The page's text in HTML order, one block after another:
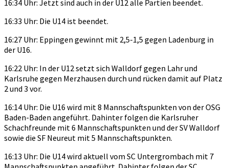
16:34 Uhr: Jetzt sind auch in der U12 alle Partien beendet.
16:33 Uhr: Die U14 ist beendet.
16:27 Uhr: Eppingen gewinnt mit 2,5-1,5 gegen Ladenburg in
der U16.
16:22 Uhr: In der U12 setzt sich Walldorf gegen Lahr und
Karlsruhe gegen Merzhausen durch und rücken damit auf Platz
2 und 3 vor.
16:14 Uhr: Die U16 wird mit 8 Mannschaftspunkten von der OSG
Baden-Baden angeführt. Dahinter folgen die Karlsruher
Schachfreunde mit 6 Mannschaftspunkten und der SV Walldorf
sowie die SF Neureut mit 5 Mannschaftspunkten.
16:13 Uhr: Die U14 wird aktuell vom SC Untergrombach mit 7